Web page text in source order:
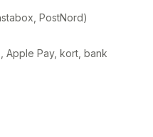
PostNord)
Apple Pay, kort, bank